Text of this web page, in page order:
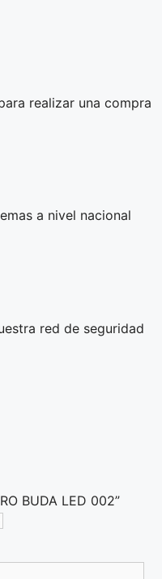
realizar una compra
a nivel nacional
red de seguridad
BUDA LED 002”